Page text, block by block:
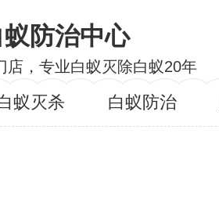
防治中心
店，专业白蚁灭除白蚁20年
蚁灭杀 白蚁防治